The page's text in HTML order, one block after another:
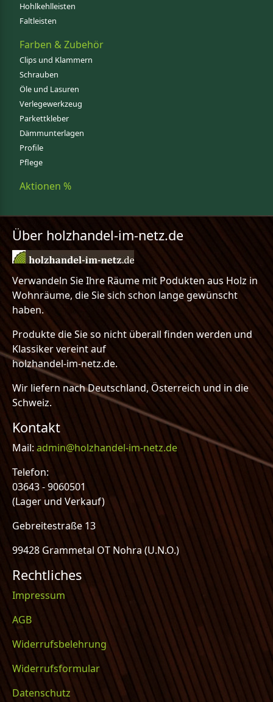
Hohlkehlleisten
Faltleisten
Farben & Zubehör
Clips und Klammern
Schrauben
Öle und Lasuren
Verlegewerkzeug
Parkettkleber
Dämmunterlagen
Profile
Pflege
Aktionen %
Über holzhandel-im-netz.de
Verwandeln Sie Ihre Räume mit Podukten aus Holz in
Wohnräume, die Sie sich schon lange gewünscht
haben.
Produkte die Sie so nicht überall finden werden und
Klassiker vereint auf
holzhandel-im-netz.de.
Wir liefern nach Deutschland, Österreich und in die
Schweiz.
Kontakt
Mail: admin@holzhandel-im-netz.de
Telefon:
03643 - 9060501
(Lager und Verkauf)
Gebreitestraße 13
99428 Grammetal OT Nohra (U.N.O.)
Rechtliches
Impressum
AGB
Widerrufsbelehrung
Widerrufsformular
Datenschutz